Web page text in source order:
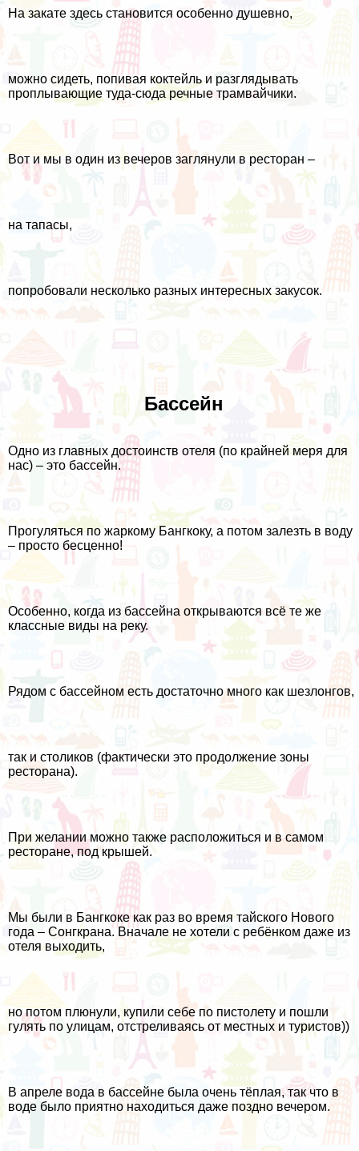
На закате здесь становится особенно душевно,
можно сидеть, попивая коктейль и разглядывать
проплывающие туда-сюда речные трамвайчики.
Вот и мы в один из вечеров заглянули в ресторан –
на тапасы,
попробовали несколько разных интересных закусок.
Бассейн
Одно из главных достоинств отеля (по крайней меря для
нас) – это бассейн.
Прогуляться по жаркому Бангкоку, а потом залезть в воду
– просто бесценно!
Особенно, когда из бассейна открываются всё те же
классные виды на реку.
Рядом с бассейном есть достаточно много как шезлонгов,
так и столиков (фактически это продолжение зоны
ресторана).
При желании можно также расположиться и в самом
ресторане, под крышей.
Мы были в Бангкоке как раз во время тайского Нового
года – Сонгкрана. Вначале не хотели с ребёнком даже из
отеля выходить,
но потом плюнули, купили себе по пистолету и пошли
гулять по улицам, отстреливаясь от местных и туристов))
В апреле вода в бассейне была очень тёплая, так что в
воде было приятно находиться даже поздно вечером.